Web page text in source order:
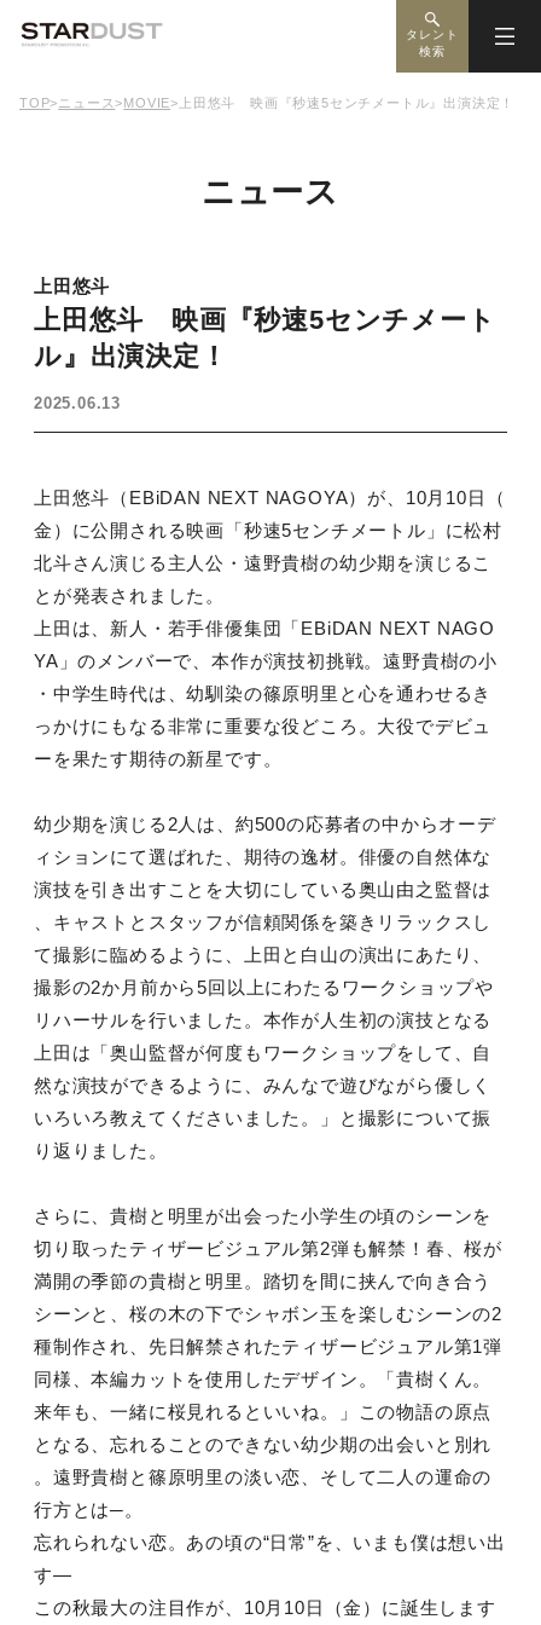
タレント
検索
TOP> ニュース>MOVIE> 上田悠斗 映画『秒速5センチメートル』出演決定！
ニュース
上田悠斗
上田悠斗 映画『秒速5センチメート
ル』出演決定！
2025.06.13
上田悠斗（EBiDAN NEXT NAGOYA）が、10月10日（
金）に公開される映画「秒速5センチメートル」に松村
北斗さん演じる主人公・遠野貴樹の幼少期を演じるこ
とが発表されました。
上田は、新人・若手俳優集団「EBiDAN NEXT NAGO
YA」のメンバーで、本作が演技初挑戦。遠野貴樹の小
・中学生時代は、幼馴染の篠原明里と心を通わせるき
っかけにもなる非常に重要な役どころ。大役でデビュ
ーを果たす期待の新星です。
幼少期を演じる2人は、約500の応募者の中からオーデ
ィションにて選ばれた、期待の逸材。俳優の自然体な
演技を引き出すことを大切にしている奥山由之監督は
、キャストとスタッフが信頼関係を築きリラックスし
て撮影に臨めるように、上田と白山の演出にあたり、
撮影の2か月前から5回以上にわたるワークショップや
リハーサルを行いました。本作が人生初の演技となる
上田は「奥山監督が何度もワークショップをして、自
然な演技ができるように、みんなで遊びながら優しく
いろいろ教えてくださいました。」と撮影について振
り返りました。
さらに、貴樹と明里が出会った小学生の頃のシーンを
切り取ったティザービジュアル第2弾も解禁！春、桜が
満開の季節の貴樹と明里。踏切を間に挟んで向き合う
シーンと、桜の木の下でシャボン玉を楽しむシーンの2
種制作され、先日解禁されたティザービジュアル第1弾
同様、本編カットを使用したデザイン。「貴樹くん。
来年も、一緒に桜見れるといいね。」この物語の原点
となる、忘れることのできない幼少期の出会いと別れ
。遠野貴樹と篠原明里の淡い恋、そして二人の運命の
行方とは─。
忘れられない恋。あの頃の“日常”を、いまも僕は想い出
す―
この秋最大の注目作が、10月10日（金）に誕生します